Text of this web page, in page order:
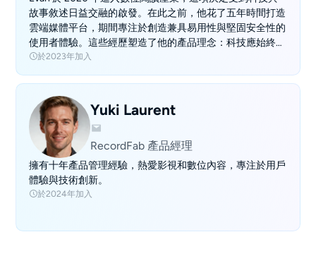
故事敘述日益交融的啟發。在此之前，他花了五年時間打造
雲端媒體平台，期間專注於創造兼具易用性與堅固安全性的
使用者體驗。這些經歷塑造了他的產品理念：科技應始終賦
能，而非造成負擔。 2023 年，Evan 加入 DVDFab，將這項
願景帶入電子書與有聲書領域。工作之餘，他熱愛探索有聲
書的趨勢，在 Reddit 上分享見解，並製作有關數位閱讀文
化的播客。
於2023年加入
Yuki Laurent
RecordFab 產品經理
擁有十年產品管理經驗，熱愛影視和數位內容，專注於用戶
體驗與技術創新。
於2024年加入